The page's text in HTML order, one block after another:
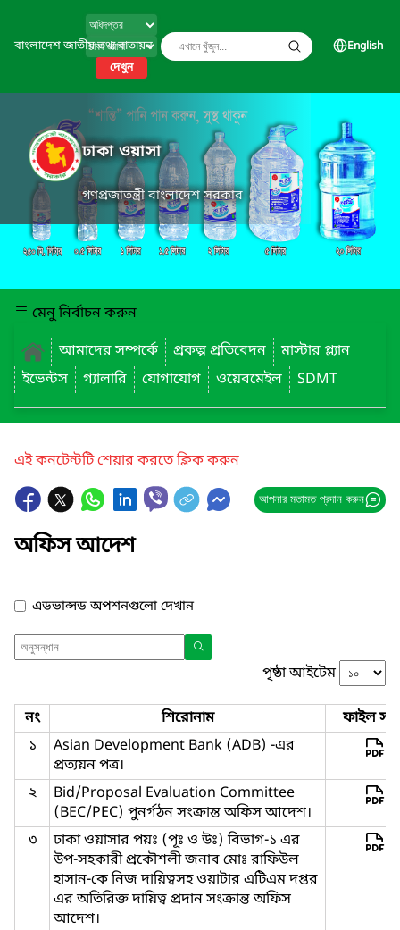
বাংলাদেশ জাতীয় তথ্য বাতায়ন
দেখুন
English
ঢাকা ওয়াসা
গণপ্রজাতন্ত্রী বাংলাদেশ সরকার
মেনু নির্বাচন করুন
আমাদের সম্পর্কে
প্রকল্প প্রতিবেদন
মাস্টার প্ল্যান
ইভেন্টস
গ্যালারি যোগাযোগ ওয়েবমেইল SDMT
এই কনটেন্টটি শেয়ার করতে ক্লিক করুন
আপনার মতামত প্রদান করুন
অফিস আদেশ
এডভান্সড অপশনগুলো দেখান
পৃষ্ঠা আইটেম
নং শিরোনাম
ফাইল
১
Asian Development Bank (ADB) -এর
প্রত্যয়ন পত্র।
২
Bid/Proposal Evaluation Committee
(BEC/PEC) পুনর্গঠন সংক্রান্ত অফিস আদেশ।
৩
ঢাকা ওয়াসার পয়ঃ (পূঃ ও উঃ) বিভাগ-১ এর
উপ-সহকারী প্রকৌশলী জনাব মোঃ রাফিউল
হাসান-কে নিজ দায়িত্বসহ ওয়াটার এটিএম দপ্তর
এর অতিরিক্ত দায়িত্ব প্রদান সংক্রান্ত অফিস
আদেশ।